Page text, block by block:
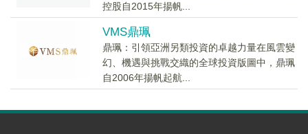
控股自2015年揚帆...
VMS鼎珮
鼎珮：引領亞洲另類投資的卓越力量在風雲變
幻、機遇與挑戰交織的全球投資版圖中，鼎珮
自2006年揚帆起航...